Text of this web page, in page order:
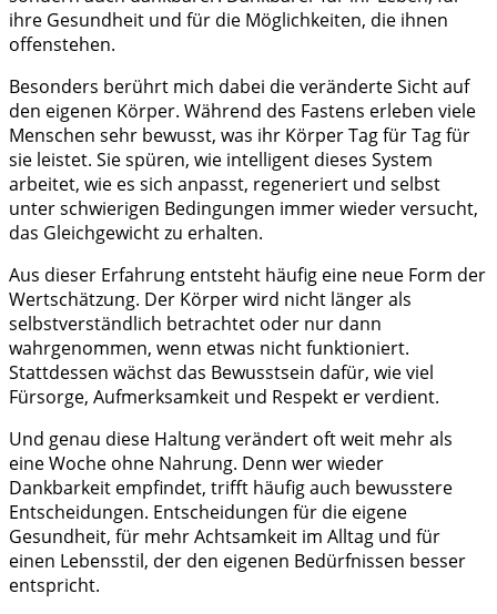
ihre Gesundheit und für die Möglichkeiten, die ihnen
offenstehen.
Besonders berührt mich dabei die veränderte Sicht auf
den eigenen Körper. Während des Fastens erleben viele
Menschen sehr bewusst, was ihr Körper Tag für Tag für
sie leistet. Sie spüren, wie intelligent dieses System
arbeitet, wie es sich anpasst, regeneriert und selbst
unter schwierigen Bedingungen immer wieder versucht,
das Gleichgewicht zu erhalten.
Aus dieser Erfahrung entsteht häufig eine neue Form der
Wertschätzung. Der Körper wird nicht länger als
selbstverständlich betrachtet oder nur dann
wahrgenommen, wenn etwas nicht funktioniert.
Stattdessen wächst das Bewusstsein dafür, wie viel
Fürsorge, Aufmerksamkeit und Respekt er verdient.
Und genau diese Haltung verändert oft weit mehr als
eine Woche ohne Nahrung. Denn wer wieder
Dankbarkeit empfindet, trifft häufig auch bewusstere
Entscheidungen. Entscheidungen für die eigene
Gesundheit, für mehr Achtsamkeit im Alltag und für
einen Lebensstil, der den eigenen Bedürfnissen besser
entspricht.